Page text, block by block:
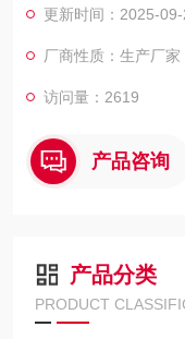
热。更新时间：2025-09-
厂商性质：生产厂家
访问量：2619
产品咨询
产品分类
PRODUCT